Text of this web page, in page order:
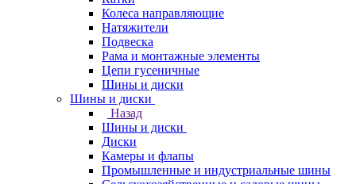
Колеса направляющие
Натяжители
Подвеска
Рама и монтажные элементы
Цепи гусеничные
Шины и диски
Шины и диски
Назад
Шины и диски
Диски
Камеры и флапы
Промышленные и индустриальные шины